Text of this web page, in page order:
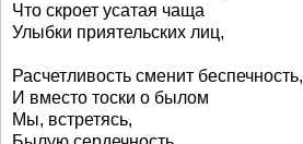
Что скроет усатая чаща
Улыбки приятельских лиц,
Расчетливость сменит беспечность,
И вместо тоски о былом
Мы, встретясь,